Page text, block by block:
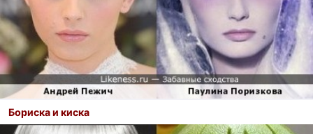
Поиск
Бориска и киска